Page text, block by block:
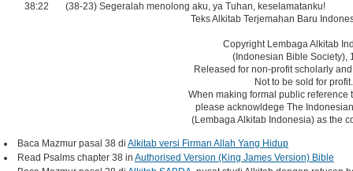
38:22
(38-23) Segeralah menolong aku, ya Tuhan, keselamatanku!
Teks Alkitab Terjemahan Baru
Copyright Lembaga Alkitab
(Indonesian Bible Society),
Released for non-profit scholarly
Not to be sold for profit.
When making formal public reference
please acknowldege The
(Lembaga Alkitab Indonesia) as the
Baca Mazmur pasal 38 di Alkitab versi Firman Allah Yang Hidup
Read Psalms chapter 38 in Authorised Version (King James Version) Bible